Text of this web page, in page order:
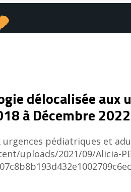
délocalisée
à Décembre
pédiatriques et
uploads/2021/09/Alicia-